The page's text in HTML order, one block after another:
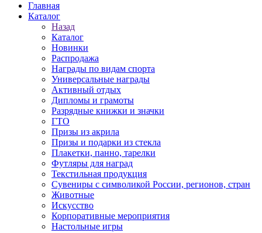
Главная
Каталог
Назад
Каталог
Новинки
Распродажа
Награды по видам спорта
Универсальные награды
Активный отдых
Дипломы и грамоты
Разрядные книжки и значки
ГТО
Призы из акрила
Призы и подарки из стекла
Плакетки, панно, тарелки
Футляры для наград
Текстильная продукция
Сувениры с символикой России, регионов, стран
Животные
Искусство
Корпоративные мероприятия
Настольные игры